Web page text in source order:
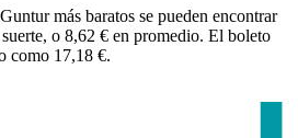
más baratos se pueden encontrar
o 8,62 € en promedio. El boleto
como 17,18 €.